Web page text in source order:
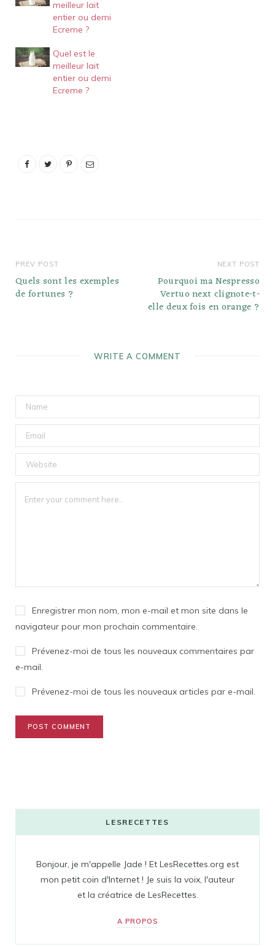
que les yaourts au lait de
vache et moins
transformés que les
meilleur lait
entier ou demi
Ecreme ?
Quel est le
meilleur lait
entier ou demi
Ecreme ?
PREV POST
Quels sont les exemples
de fortunes ?
NEXT POST
Pourquoi ma Nespresso
Vertuo next clignote-t-
elle deux fois en orange ?
WRITE A COMMENT
Enregistrer mon nom, mon e-mail et mon site dans le
navigateur pour mon prochain commentaire.
Prévenez-moi de tous les nouveaux commentaires par
e-mail.
Prévenez-moi de tous les nouveaux articles par e-mail.
LESRECETTES
Bonjour, je m'appelle Jade ! Et LesRecettes.org est
mon petit coin d'Internet ! Je suis la voix, l'auteur
et la créatrice de LesRecettes.
A PROPOS